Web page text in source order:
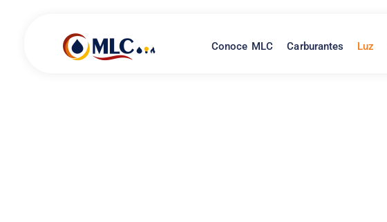
Conoce MLC Carburantes Luz